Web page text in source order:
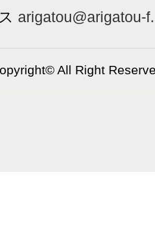
arigatou@arigatou-
All Right